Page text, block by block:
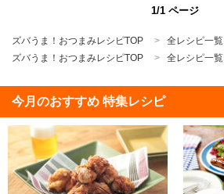
1/1 ページ
ズバうま！おつまみレシピTOP 全レシピ一覧
ズバうま！おつまみレシピTOP
全レシピ一覧
今月のおすすめ 特集レシピ